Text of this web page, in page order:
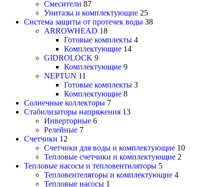
Смесители 87
Унитазы и комплектующие 25
Система защиты от протечек воды 38
ARROWHEAD 18
Готовые комплекты 4
Комплектующие 14
GIDROLOCK 9
Комплектующие 9
NEPTUN 11
Готовые комплекты 3
Комплектующие 8
Солнечные коллекторы 7
Стабилизаторы напряжения 13
Инверторные 6
Релейные 7
Счетчики 12
Счетчики для воды и комплектующие 10
Тепловые счетчики и комплектующие 2
Тепловые насосы и тепловентиляторы 5
Тепловентеляторы и комплектующие 4
Тепловые насосы 1